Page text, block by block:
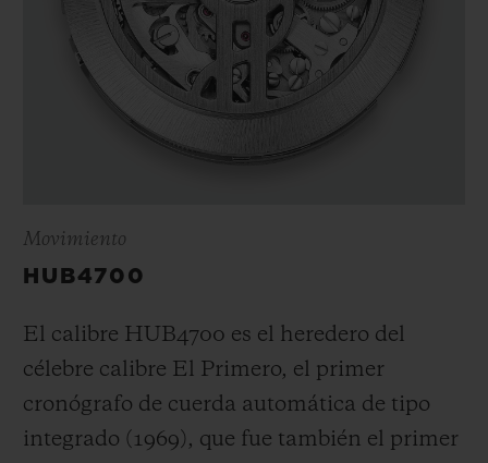
Movimiento
HUB4700
El calibre HUB4700 es el heredero del
célebre calibre El Primero, el primer
cronógrafo de cuerda automática de tipo
integrado (1969), que fue también el primer